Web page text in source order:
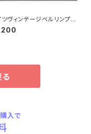
ツヴィンテージベルリンプラ
青204
入で